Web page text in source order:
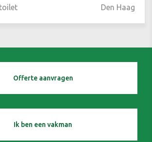
Den Haag
Offerte aanvragen
Ik ben een vakman